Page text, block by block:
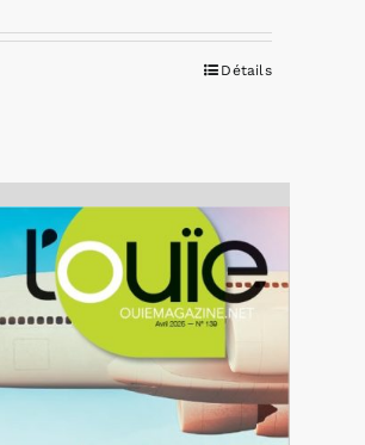
Détails